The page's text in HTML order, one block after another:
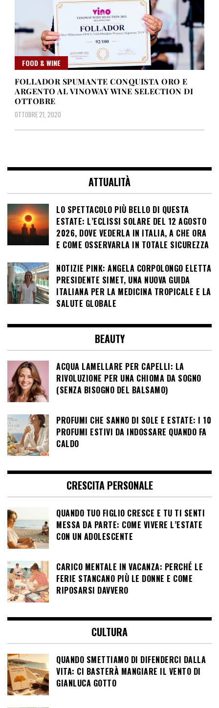
FOOD & WINE
FOLLADOR SPUMANTE CONQUISTA ORO E
ARGENTO AL VINOWAY WINE SELECTION DI
OTTOBRE
OTTOBRE 21, 2020
ATTUALITÀ
LO SPETTACOLO PIÙ BELLO DI QUESTA
ESTATE: L’ECLISSI SOLARE DEL 12 AGOSTO
2026, DOVE VEDERLA IN ITALIA, A CHE ORA
E COME OSSERVARLA IN TOTALE SICUREZZA
NOTIZIE PINK: ANGELA CORPOLONGO ELETTA
PRESIDENTE SIMET, UNA NUOVA GUIDA
ITALIANA PER LA MEDICINA TROPICALE E LA
SALUTE GLOBALE
BEAUTY
ACQUA LAMELLARE PER CAPELLI: LA
RIVOLUZIONE PER UNA CHIOMA DA SOGNO
(SENZA BISOGNO DEL BALSAMO)
PROFUMI CHE SANNO DI SOLE E ESTATE: I 10
PROFUMI ESTIVI DA INDOSSARE QUANDO FA
CALDO
CRESCITA PERSONALE
QUANDO TUO FIGLIO CRESCE E TU TI SENTI
MESSA DA PARTE: COME VIVERE L’ESTATE
CON UN ADOLESCENTE
CARICO MENTALE IN VACANZA: PERCHÉ LE
FERIE STANCANO PIÙ LE DONNE E COME
RIPOSARSI DAVVERO
CULTURA
QUANDO SMETTIAMO DI DIFENDERCI DALLA
VITA: CI BASTERÀ MANGIARE IL VENTO DI
GIANLUCA GOTTO